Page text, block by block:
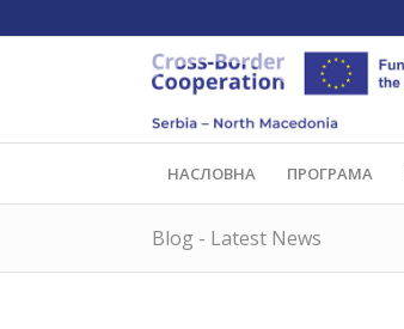
НАСЛОВНА ПРОГРАМА
Blog - Latest News